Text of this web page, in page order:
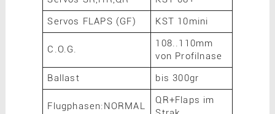
Servos FLAPS (GF)
KST 10mini
C.O.G.
108..110mm
von Profilnase
Ballast
bis 300gr
Flugphasen:NORMAL
QR+Flaps im